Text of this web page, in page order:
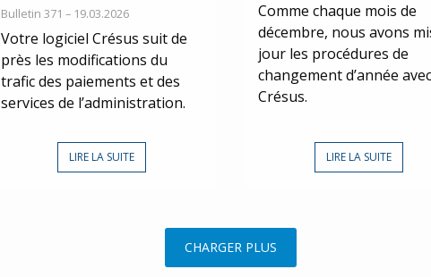
Bulletin 371 – 19.03.2026
Votre logiciel Crésus suit de
près les modifications du
trafic des paiements et des
services de l’administration.
LIRE LA SUITE
Comme chaque mois de
décembre, nous avons
jour les procédures de
changement d’année avec
Crésus.
LIRE LA SUITE
CHARGER PLUS